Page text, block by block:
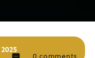
0 comments